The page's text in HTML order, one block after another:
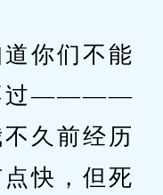
你们不能
不过————
久前经历
快，但死